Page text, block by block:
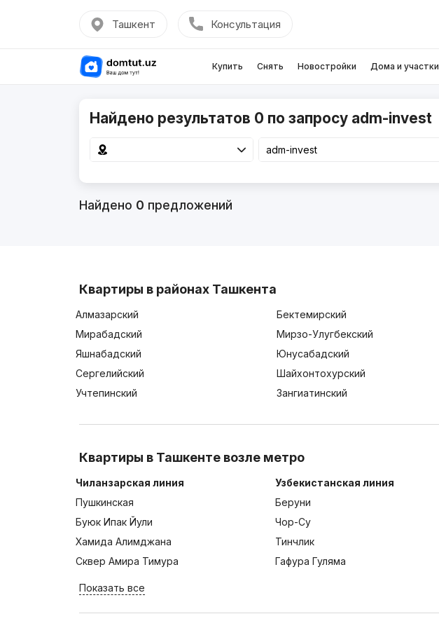
Ташкент Консультация
Купить Снять Новостройки Дома и участки
Найдено результатов 0 по запросу adm-invest
Найдено 0 предложений
Квартиры в районах Ташкента
Алмазарский Бектемирский
Мирабадский
Мирзо-Улугбекский
Яшнабадский
Юнусабадский
Сергелийский
Шайхонтохурский
Учтепинский
Зангиатинский
Квартиры в Ташкенте возле метро
Чиланзарская линия
Пушкинская
Буюк Ипак Йули
Хамида Алимджана
Сквер Амира Тимура
Узбекистанская линия
Беруни
Чор-Су
Тинчлик
Гафура Гуляма
Показать все